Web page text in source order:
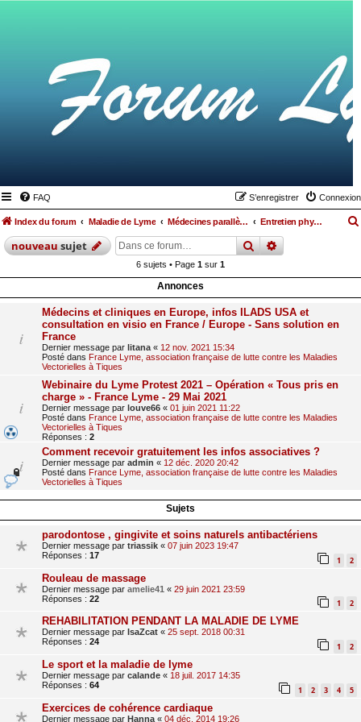
FAQ Connexion
S’enregistrer
Index du forum Maladie de Lyme Médecines parallèles, alimentation et hygiène de vie Entretien physique
nouveausujet rechercher
recherche
6 sujets • Page 1 sur 1
Annonces
Médecins et cliniques en Europe, infos ILADS USA et
consultation en visio en France / Europe - Sans solution en
France
Dernier message par litana « 12 nov. 2021 15:34
Posté dans France Lyme, association française de lutte contre les Maladies
Vectorielles à Tiques
Webinaire du Lyme Protest 2021 – Opération « Tous pris en
charge » - France Lyme - 29 Mai 2021
Dernier message par louve66 « 01 juin 2021 11:22
Posté dans France Lyme, association française de lutte contre les Maladies
Vectorielles à Tiques
Réponses : 2
Comment recevoir gratuitement les infos associatives ?
Dernier message par admin « 12 déc. 2020 20:42
Posté dans France Lyme, association française de lutte contre les Maladies
Vectorielles à Tiques
Sujets
parodontose , gingivite et soins naturels antibactériens
Dernier message par triassik « 07 juin 2023 19:47
Réponses : 17 1 2
Rouleau de massage
Dernier message par amelie41 « 29 juin 2021 23:59
Réponses : 22 1 2
REHABILITATION PENDANT LA MALADIE DE LYME
Dernier message par IsaZcat « 25 sept. 2018 00:31
Réponses : 24 1 2
Le sport et la maladie de lyme
Dernier message par calande « 18 juil. 2017 14:35
Réponses : 64 1 2 3 4 5
Exercices de cohérence cardiaque
Dernier message par Hanna « 04 déc. 2014 19:26